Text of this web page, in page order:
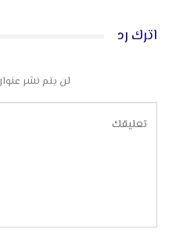
اترك رد
لن يتم نشر